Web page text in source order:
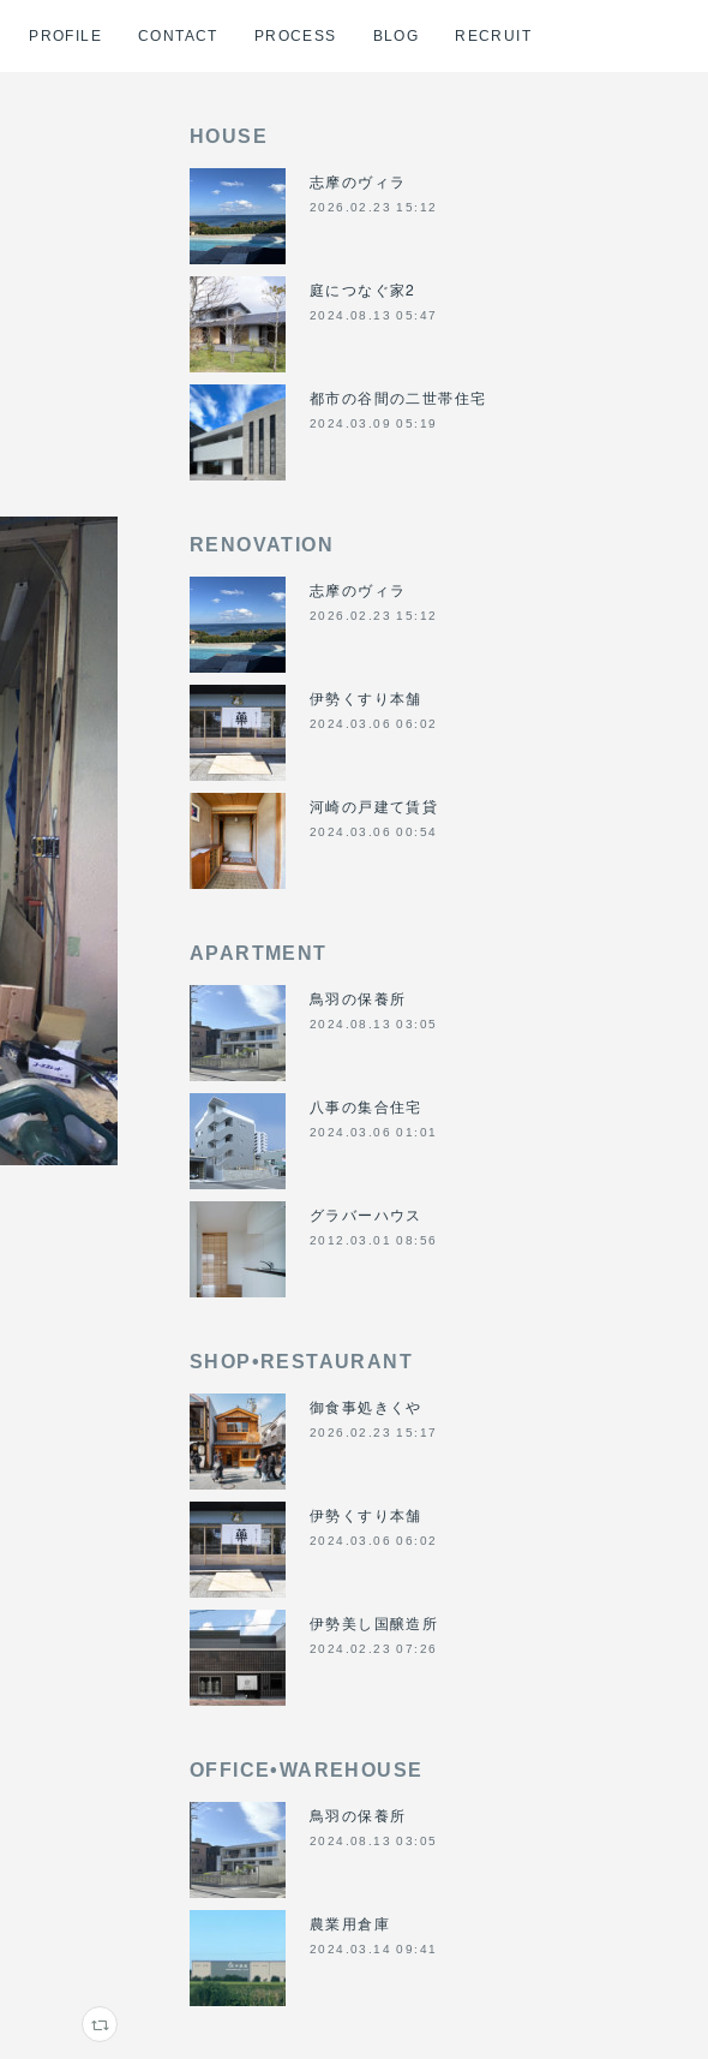
PROFILE CONTACT PROCESS BLOG RECRUIT
HOUSE
志摩のヴィラ
2026.02.23 15:12
庭につなぐ家2
2024.08.13 05:47
都市の谷間の二世帯住宅
2024.03.09 05:19
RENOVATION
志摩のヴィラ
2026.02.23 15:12
伊勢くすり本舗
2024.03.06 06:02
河崎の戸建て賃貸
2024.03.06 00:54
APARTMENT
鳥羽の保養所
2024.08.13 03:05
八事の集合住宅
2024.03.06 01:01
グラバーハウス
2012.03.01 08:56
SHOP•RESTAURANT
御食事処きくや
2026.02.23 15:17
伊勢くすり本舗
2024.03.06 06:02
伊勢美し国醸造所
2024.02.23 07:26
OFFICE•WAREHOUSE
鳥羽の保養所
2024.08.13 03:05
農業用倉庫
2024.03.14 09:41